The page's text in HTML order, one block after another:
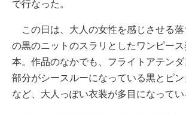
で行なった。
この日は、大人の女性を感じさせる
の黒のニットのスラリとしたワンピー
本。作品のなかでも、フライトアテン
部分がシースルーになっている黒とピ
など、大人っぽい衣装が多目になってい